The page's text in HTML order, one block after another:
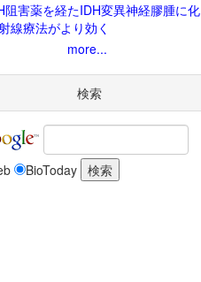
阻害薬を経たIDH変異神経膠腫に化
線療法がより効く
more...
検索
BioToday